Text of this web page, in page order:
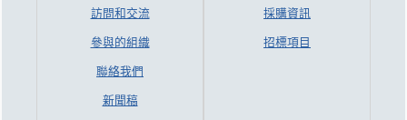
訪問和交流
參與的組織
聯絡我們
新聞稿
採購資訊
招標項目